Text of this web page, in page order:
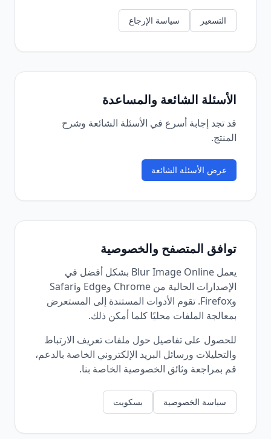
التسعير سياسة الإرجاع
الأسئلة الشائعة والمساعدة
قد تجد إجابة أسرع في الأسئلة الشائعة وشرح
المنتج.
عرض الأسئلة الشائعة
توافق المتصفح والخصوصية
يعمل Blur Image Online بشكل أفضل في
الإصدارات الحالية من Chrome وEdge وSafari
وFirefox. تقوم الأدوات المستندة إلى المستعرض
بمعالجة الملفات محليًا كلما أمكن ذلك.
للحصول على تفاصيل حول ملفات تعريف الارتباط
والتحليلات ورسائل البريد الإلكتروني الخاصة بالدعم،
قم بمراجعة وثائق الخصوصية الخاصة بنا.
سياسة الخصوصية بسكويت